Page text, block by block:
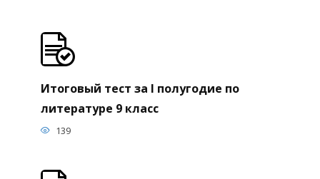
Итоговый тест за I полугодие по
литературе 9 класс
139